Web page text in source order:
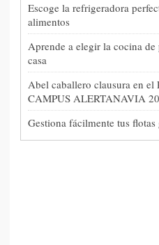
Escoge la refrigeradora
alimentos
Aprende a elegir la cocina de
casa
Abel caballero clausura en
CAMPUS ALERTANAVIA
Gestiona fácilmente tus